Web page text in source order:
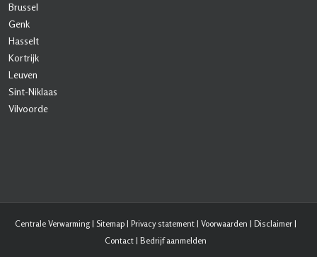
Brussel
Genk
Hasselt
Kortrijk
Leuven
Sint-Niklaas
Vilvoorde
Centrale Verwarming| Sitemap| Privacy statement| Voorwaarden | Disclaimer|
Contact| Bedrijf aanmelden